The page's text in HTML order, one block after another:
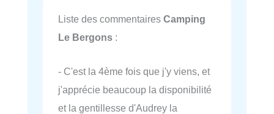
Liste des commentaires Camping
Le Bergons :
- C'est la 4ème fois que j'y viens, et
j'apprécie beaucoup la disponibilité
et la gentillesse d'Audrey la